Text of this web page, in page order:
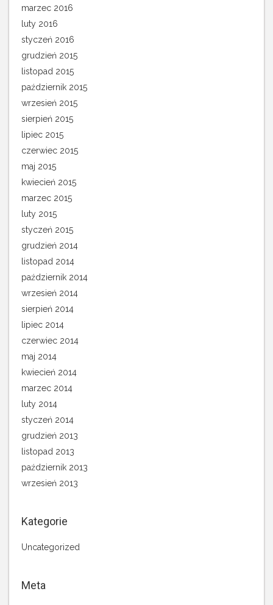
marzec 2016
luty 2016
styczeń 2016
grudzień 2015
listopad 2015
październik 2015
wrzesień 2015
sierpień 2015
lipiec 2015
czerwiec 2015
maj 2015
kwiecień 2015
marzec 2015
luty 2015
styczeń 2015
grudzień 2014
listopad 2014
październik 2014
wrzesień 2014
sierpień 2014
lipiec 2014
czerwiec 2014
maj 2014
kwiecień 2014
marzec 2014
luty 2014
styczeń 2014
grudzień 2013
listopad 2013
październik 2013
wrzesień 2013
Kategorie
Uncategorized
Meta